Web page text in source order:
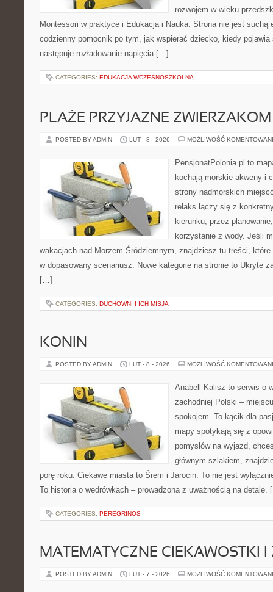
rozwojem w wieku
Montessori w praktyce i Edukacja i Nauka. Strona nie jest suchą
codzienny pomocnik po tym, jak wspierać dziecko, kiedy pojawia
następuje rozładowanie napięcia […]
CATEGORIES: EDUKACJA WCZESNOSZKOLNA
PLAŻE PRZYJAZNE ZWIERZAKOM
POSTED BY ADMIN LUT - 8 - 2026 MOŻLIWOŚĆ
PensjonatPolonia.pl to
kochają morskie akweny i
strony nadmorskich
relaks łączy się z
kierunku, przez
korzystanie z wody. Jeśli
wakacjach nad Morzem Śródziemnym, znajdziesz tu treści, które
w dopasowany scenariusz. Nowe kategorie na stronie to Ukryte
[…]
CATEGORIES: DUCHOWNI I ICH MISJA
KONIN
POSTED BY ADMIN LUT - 8 - 2026 MOŻLIWOŚĆ
Anabell Kalisz to serwis o
zachodniej Polski –
spokojem. To kącik dla
mapy spotykają się z
pomysłów na wyjazd,
głównym szlakiem,
porę roku. Ciekawe miasta to Śrem i Jarocin. To nie jest
To historia o wędrówkach – prowadzona z uważnością na
CATEGORIES: PEREGRINOS
MATEMATYCZNE CIEKAWOSTKI
POSTED BY ADMIN LUT - 7 - 2026 MOŻLIWOŚĆ